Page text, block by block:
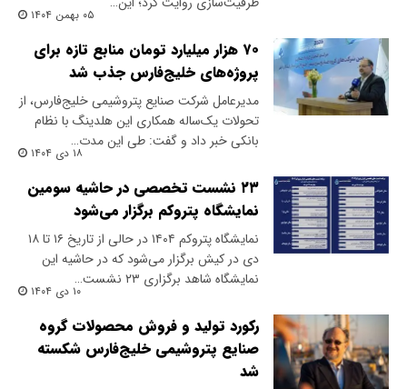
۰۵ بهمن ۱۴۰۴
۷۰ هزار میلیارد تومان منابع تازه برای
پروژه‌های خلیج‌فارس جذب شد
​مدیرعامل شرکت صنایع پتروشیمی خلیج‌فارس، از
تحولات یک‌ساله همکاری این هلدینگ با نظام
بانکی خبر داد و گفت: طی این مدت…
۱۸ دی ۱۴۰۴
۲۳ نشست تخصصی در حاشیه سومین
نمایشگاه پتروکم برگزار می‌شود
نمایشگاه پتروکم ۱۴۰۴ در حالی از تاریخ ۱۶ تا ۱۸
دی در کیش برگزار می‌شود که در حاشیه این
نمایشگاه شاهد برگزاری ۲۳ نشست…
۱۰ دی ۱۴۰۴
رکورد تولید و فروش محصولات گروه
صنایع پتروشیمی خلیج‌فارس شکسته
شد